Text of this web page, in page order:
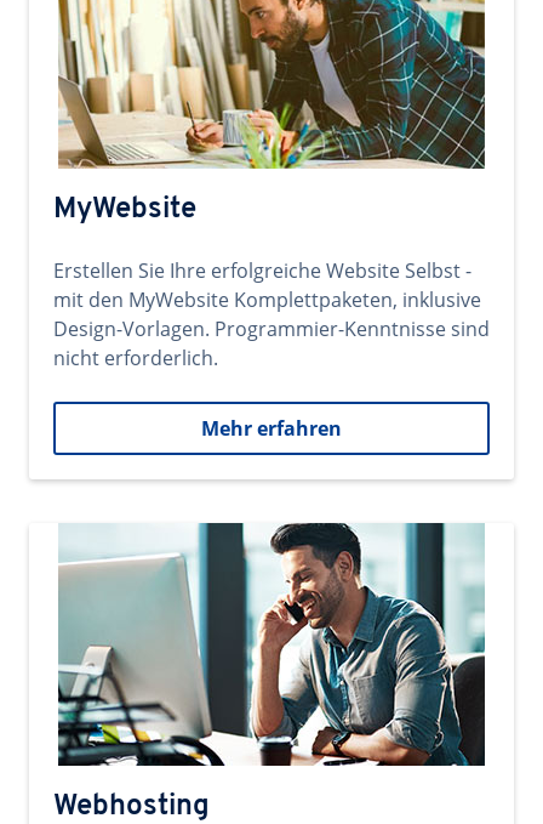
MyWebsite
Erstellen Sie Ihre erfolgreiche Website Selbst -
mit den MyWebsite Komplettpaketen, inklusive
Design-Vorlagen. Programmier-Kenntnisse sind
nicht erforderlich.
Mehr erfahren
Webhosting